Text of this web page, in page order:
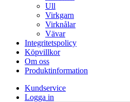
Ull
Virkgarn
Virknålar
Vävar
Integritetspolicy
Köpvillkor
Om oss
Produktinformation
Kundservice
Logga in